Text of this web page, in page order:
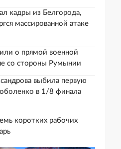
кадры из Белгорода,
массированной атаке
о прямой военной
со стороны Румынии
выбила первую
в 1/8 финала
коротких рабочих